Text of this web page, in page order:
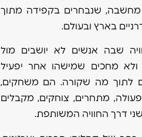
מחשבה, שנבחרים בקפידה מתוך
בארץ ובעולם.
שבה אנשים לא יושבים מול
מחכים שמישהו אחר יפעיל
לתוך מה שקורה. הם משחקים,
מתחרים, צוחקים, מקבלים
דרך החוויה המשותפת.